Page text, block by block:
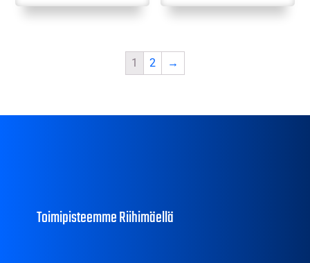
1 2 →
Toimipisteemme Riihimäellä